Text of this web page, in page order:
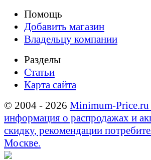
Помощь
Добавить магазин
Владельцу компании
Разделы
Статьи
Карта сайта
© 2004 - 2026 Minimum-Price.ru
информация о распродажах и
скидку, рекомендации
Москве.